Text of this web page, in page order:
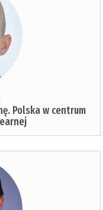
Polska w centrum